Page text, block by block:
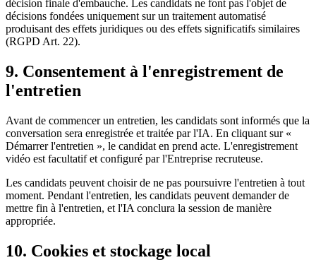
décision finale d'embauche. Les candidats ne font pas l'objet de
décisions fondées uniquement sur un traitement automatisé
produisant des effets juridiques ou des effets significatifs similaires
(RGPD Art. 22).
9. Consentement à l'enregistrement de
l'entretien
Avant de commencer un entretien, les candidats sont informés que la
conversation sera enregistrée et traitée par l'IA. En cliquant sur «
Démarrer l'entretien », le candidat en prend acte. L'enregistrement
vidéo est facultatif et configuré par l'Entreprise recruteuse.
Les candidats peuvent choisir de ne pas poursuivre l'entretien à tout
moment. Pendant l'entretien, les candidats peuvent demander de
mettre fin à l'entretien, et l'IA conclura la session de manière
appropriée.
10. Cookies et stockage local